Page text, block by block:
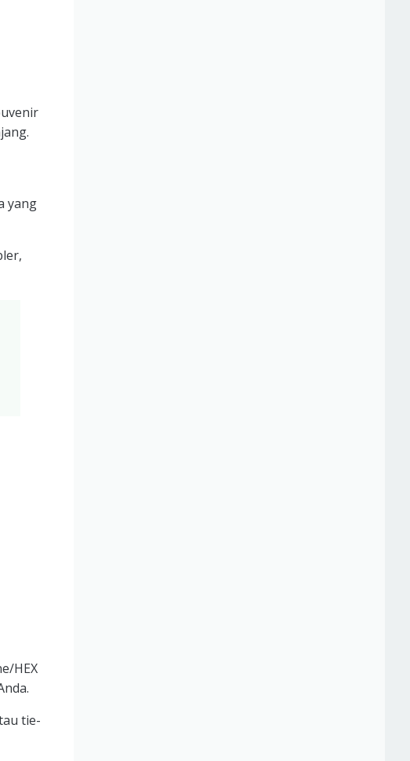
yang
HEX
tie-